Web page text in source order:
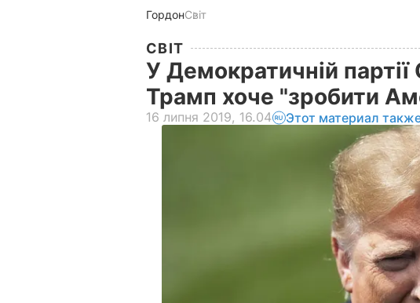
ГордонСвіт
СВІТ
У Демократичній
Трамп хоче "зробити
16 липня 2019, 16.04 Этот материал